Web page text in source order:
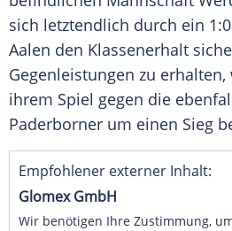
sich letztendlich durch ein
Aalen den Klassenerhalt
Gegenleistungen zu
ihrem Spiel gegen die
Paderborner um einen Sieg
Empfohlener externer Inhalt:
Glomex GmbH
Wir benötigen Ihre Zustimmung,